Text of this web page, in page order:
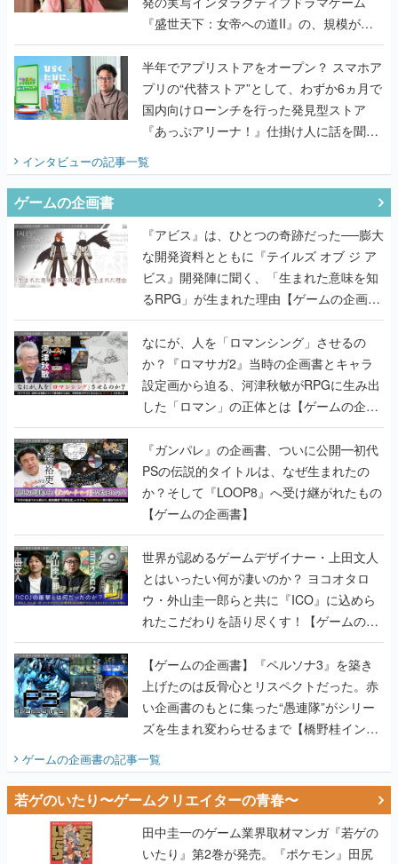
『盛世天下：女帝への道II』の、規模が違
うこだわりをプロデューサーに聞いた
半年でアプリストアをオープン？ スマホア
プリの“代替ストア”として、わずか6ヵ月で
国内向けローンチを行った発見型ストア
『あっぷアリーナ！』仕掛け人に話を聞い
インタビューの記事一覧
ゲームの企画書
『アビス』は、ひとつの奇跡だった──膨大
な開発資料とともに『テイルズ オブ ジ ア
ビス』開発陣に聞く、「生まれた意味を知
るRPG」が生まれた理由【ゲームの企画
書】
なにが、人を「ロマンシング」させるの
か？『ロマサガ2』当時の企画書とキャラ
設定画から迫る、河津秋敏がRPGに生み出
した「ロマン」の正体とは【ゲームの企画
書】
『ガンパレ』の企画書、ついに公開━初代
PSの伝説的タイトルは、なぜ生まれたの
か？そして『LOOP8』へ受け継がれたもの
【ゲームの企画書】
世界が認めるゲームデザイナー・上田文人
とはいったい何が凄いのか？ ヨコオタロ
ウ・外山圭一郎らと共に『ICO』に込めら
れたこだわりを語り尽くす！【ゲームの企
画書】
【ゲームの企画書】『ペルソナ3』を築き
上げたのは反骨心とリスペクトだった。赤
い企画書のもとに集った“愚連隊”がシリー
ズを生まれ変わらせるまで【橋野桂インタ
ゲームの企画書の記事一覧
若ゲのいたり〜ゲームクリエイターの青春〜
田中圭一のゲーム業界取材マンガ『若ゲの
いたり』第2巻が発売。『ポケモン』田尻